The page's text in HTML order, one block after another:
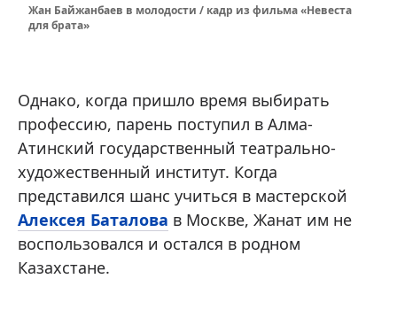
Жан Байжанбаев в молодости / кадр из фильма «Невеста
для брата»
Однако, когда пришло время выбирать
профессию, парень поступил в Алма-
Атинский государственный театрально-
художественный институт. Когда
представился шанс учиться в мастерской
Алексея Баталова в Москве, Жанат им не
воспользовался и остался в родном
Казахстане.